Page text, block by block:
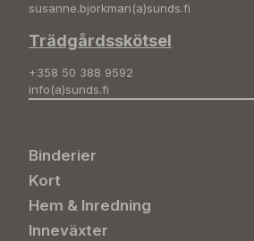
susanne.bjorkman(a)sunds.fi
Trädgårdsskötsel
+358 50 388 9592
info(a)sunds.fi
Binderier
Kort
Hem & Inredning
Inneväxter